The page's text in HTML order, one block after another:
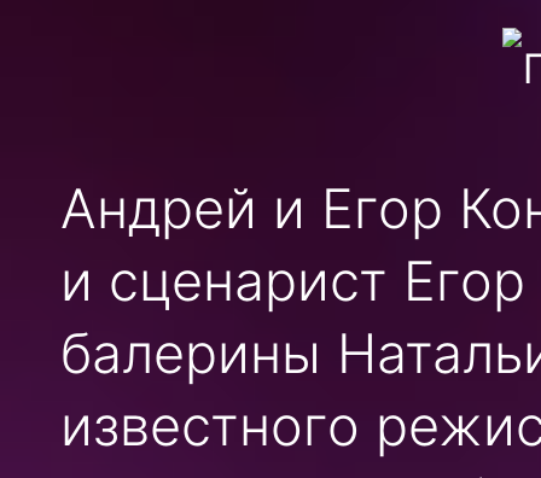
Андрей и Егор
и сценарист
балерины
известного